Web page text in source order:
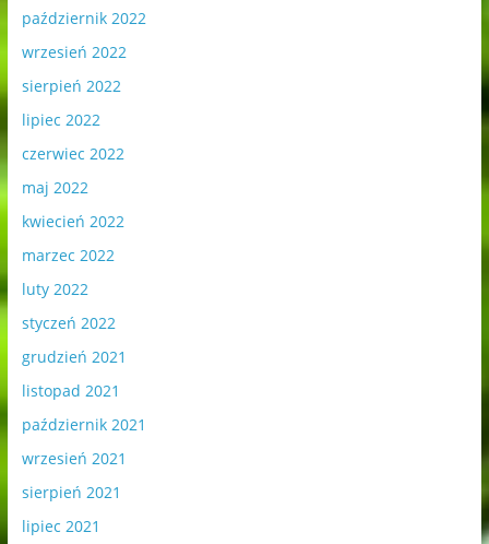
październik 2022
wrzesień 2022
sierpień 2022
lipiec 2022
czerwiec 2022
maj 2022
kwiecień 2022
marzec 2022
luty 2022
styczeń 2022
grudzień 2021
listopad 2021
październik 2021
wrzesień 2021
sierpień 2021
lipiec 2021